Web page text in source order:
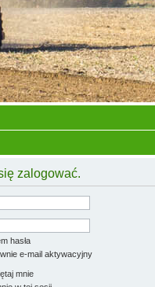
zalogować.
hasła
e-mail aktywacyjny
mnie